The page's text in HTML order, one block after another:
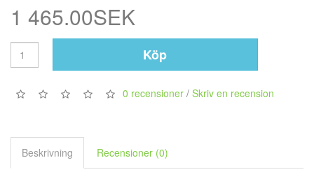
1 465.00SEK
Köp
0 recensioner / Skriv en recension
Beskrivning Recensioner (0)